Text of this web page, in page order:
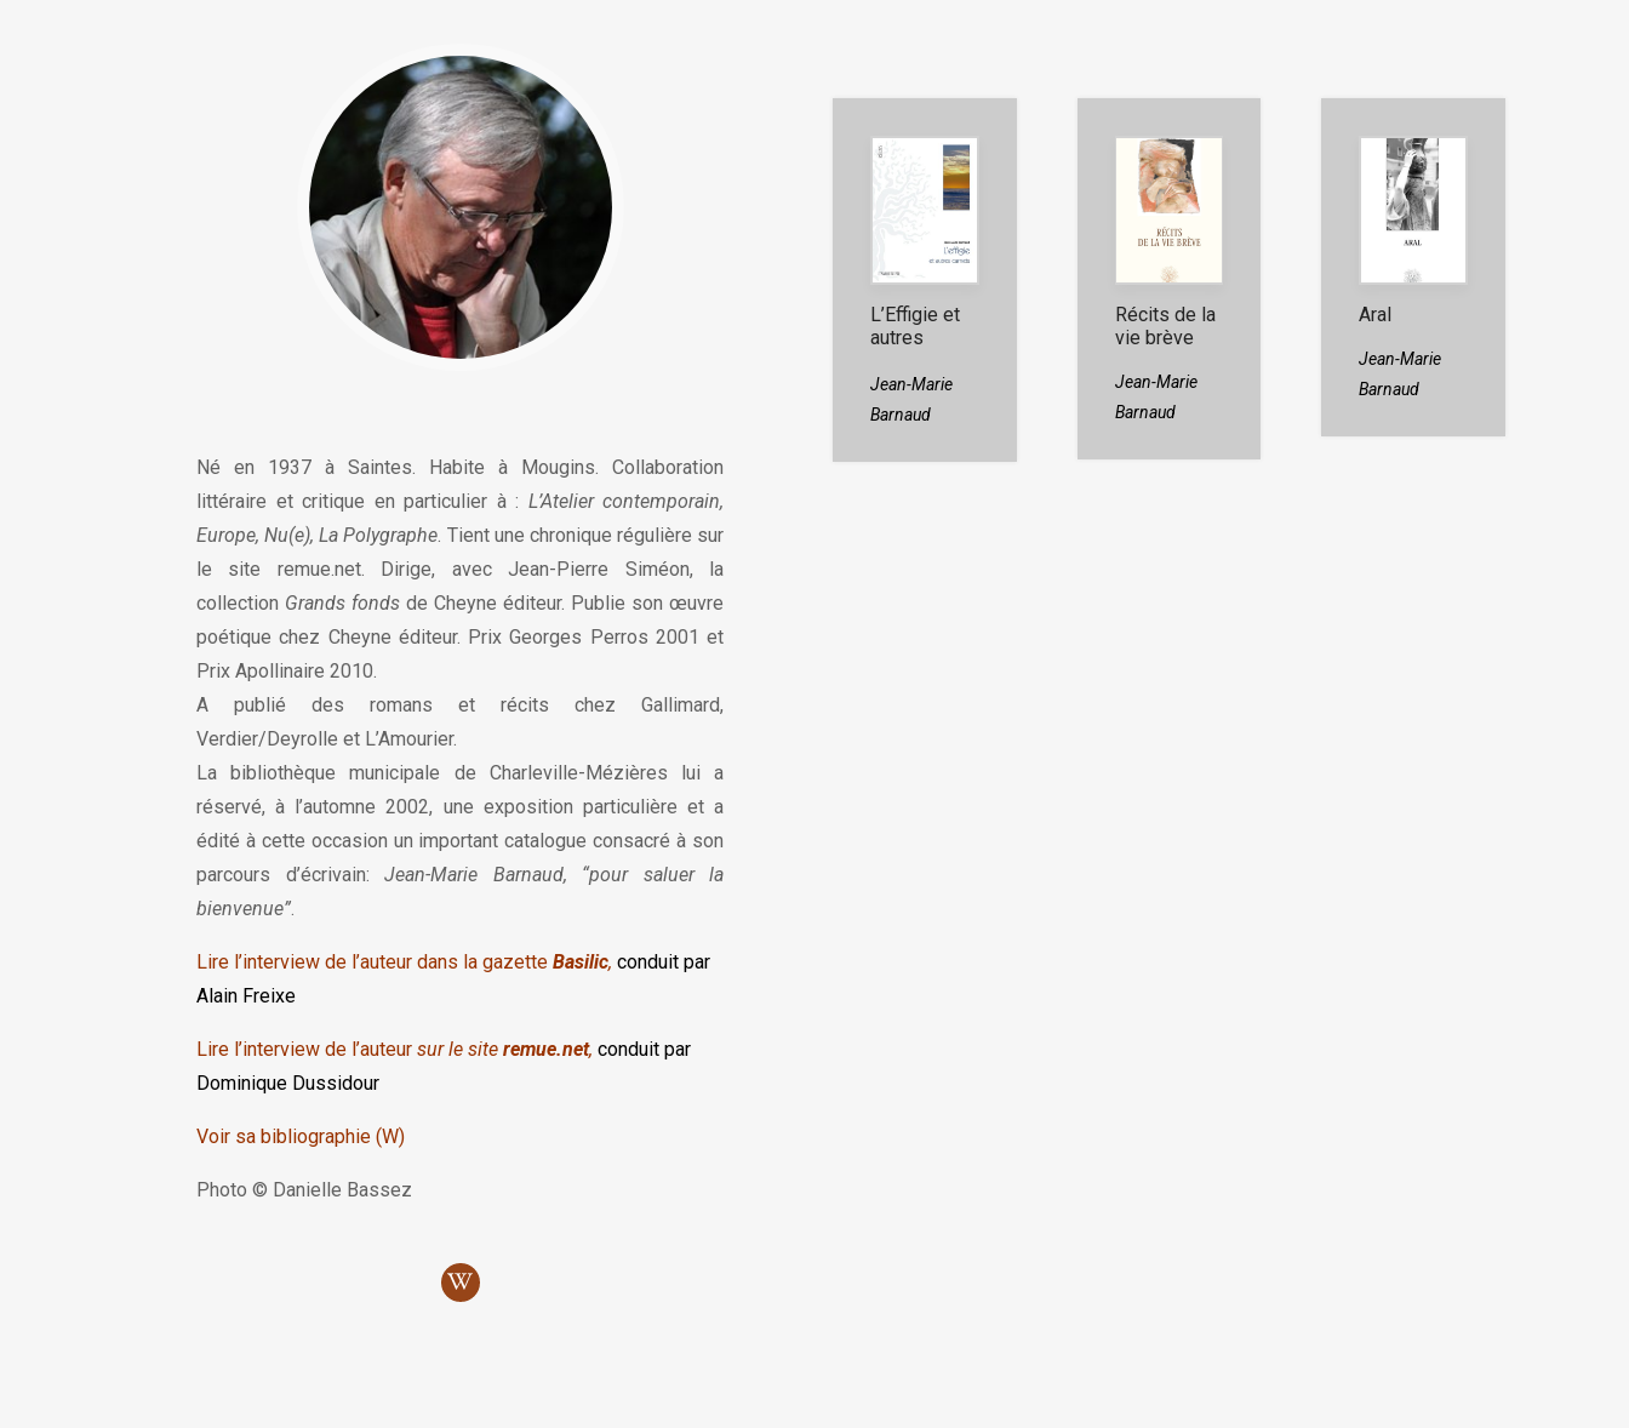
Né en 1937 à Saintes. Habite à Mougins. Collaboration
littéraire et critique en particulier à : L’Atelier contemporain,
Europe, Nu(e), La Polygraphe. Tient une chronique régulière sur
le site remue.net. Dirige, avec Jean-Pierre Siméon, la
collection Grands fonds de Cheyne éditeur. Publie son œuvre
poétique chez Cheyne éditeur. Prix Georges Perros 2001 et
Prix Apollinaire 2010.
A publié des romans et récits chez Gallimard,
Verdier/Deyrolle et L’Amourier.
La bibliothèque municipale de Charleville-Mézières lui a
réservé, à l’automne 2002, une exposition particulière et a
édité à cette occasion un important catalogue consacré à son
parcours d’écrivain: Jean-Marie Barnaud, “pour saluer la
bienvenue”.
Lire l’interview de l’auteur dans la gazette Basilic, conduit par
Alain Freixe
Lire l’interview de l’auteur sur le site remue.net, conduit par
Dominique Dussidour
Voir sa bibliographie (W)
Photo © Danielle Bassez
L’Effigie et
autres
Jean-Marie
Barnaud
Récits de la
vie brève
Jean-Marie
Barnaud
Aral
Jean-Marie
Barnaud